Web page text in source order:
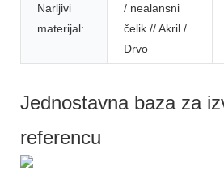
Narljivi
materijal:
/ nealansni
čelik // Akril /
Drvo
Jednostavna baza za
referencu